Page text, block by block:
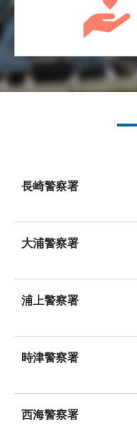
長崎警察署
大浦警察署
浦上警察署
時津警察署
西海警察署